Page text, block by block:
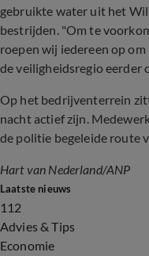
gebruikte water uit het
bestrijden. "Om te
roepen wij iedereen op
de veiligheidsregio eerder
Op het bedrijventerrein
nacht actief zijn.
de politie begeleide route
Hart van Nederland/ANP
Laatste nieuws
112
Advies & Tips
Economie